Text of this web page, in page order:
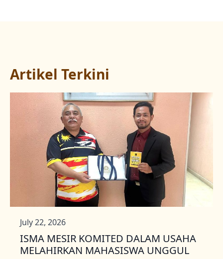
Artikel Terkini
ISMA MESIR KOMITED DALAM USAHA
MELAHIRKAN MAHASISWA UNGGUL
July 22, 2026